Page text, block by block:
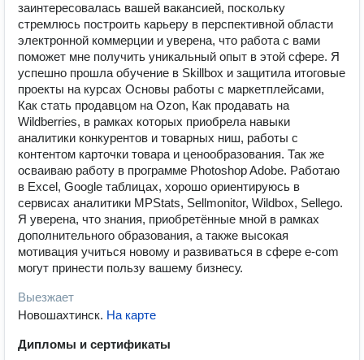
заинтересовалась вашей вакансией, поскольку
стремлюсь построить карьеру в перспективной области
электронной коммерции и уверена, что работа с вами
поможет мне получить уникальный опыт в этой сфере. Я
успешно прошла обучение в Skillbox и защитила итоговые
проекты на курсах Основы работы с маркетплейсами,
Как стать продавцом на Ozon, Как продавать на
Wildbеrries, в рамках которых приобрела навыки
аналитики конкурентов и товарных ниш, работы с
контентом карточки товара и ценообразования. Так же
осваиваю работу в программе Photoshop Adobе. Работаю
в Excel, Google таблицах, хорошо ориентируюсь в
сервисах аналитики MPStats, Sellmonitor, Wildbox, Sellego.
Я уверена, что знания, приобретённые мной в рамках
дополнительного образования, а также высокая
мотивация учиться новому и развиваться в сфере e-com
могут принести пользу вашему бизнесу.
Выезжает
Новошахтинск. На карте
Дипломы и сертификаты